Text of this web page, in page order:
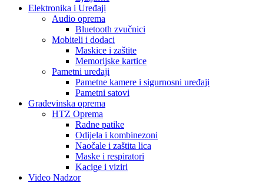
Elektronika i Uređaji
Audio oprema
Bluetooth zvučnici
Mobiteli i dodaci
Maskice i zaštite
Memorijske kartice
Pametni uređaji
Pametne kamere i sigurnosni uređaji
Pametni satovi
Građevinska oprema
HTZ Oprema
Radne patike
Odijela i kombinezoni
Naočale i zaštita lica
Maske i respiratori
Kacige i viziri
Video Nadzor